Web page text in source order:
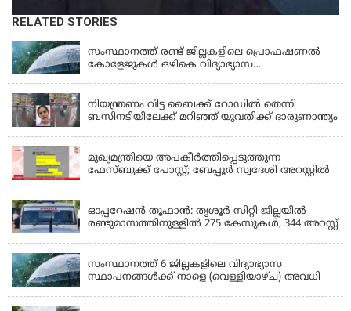
RELATED STORIES
KERALA
സംസ്ഥാനത്ത് രണ്ട് ജില്ലകളിലെ പ്രൊഫഷണൽ
കോളേജുകൾ ഒഴികെ വിദ്യാഭ്യാസ
നിയന്ത്രണം വിട്ട ബൈക്ക് റോഡിൽ തെന്നി
ബസിനടിയിലേക്ക് മറിഞ്ഞ് യുവതിക്ക് ദാരുണാന്ത്യം
മുഖ്യമന്ത്രിയെ അപകീർത്തിപ്പെടുത്തുന്ന
ഫേസ്‌ബുക്ക് പോസ്റ്റ്; ബേപ്പൂർ സ്വദേശി അറസ്റ്റിൽ
ഓപ്പറേഷൻ തൂഫാൻ: തൃശൂർ സിറ്റി ജില്ലയിൽ
രണ്ടുമാസത്തിനുള്ളിൽ 275 കേസുകൾ, 344 അറസ്റ്റ്
സംസ്ഥാനത്ത് 6 ജില്ലകളിലെ വിദ്യാഭ്യാസ
സ്ഥാപനങ്ങൾക്ക് നാളെ (വെള്ളിയാഴ്ച) അവധി